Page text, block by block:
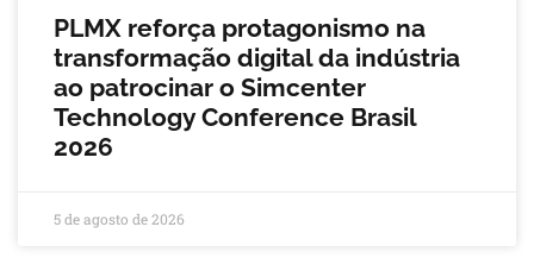
PLMX reforça protagonismo na
transformação digital da indústria
ao patrocinar o Simcenter
Technology Conference Brasil
2026
5 de agosto de 2026